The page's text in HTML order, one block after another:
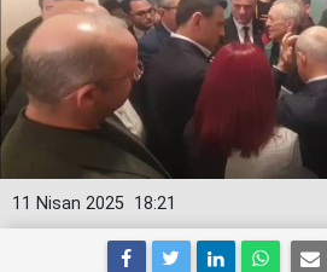
18:21
11 Nisan 2025